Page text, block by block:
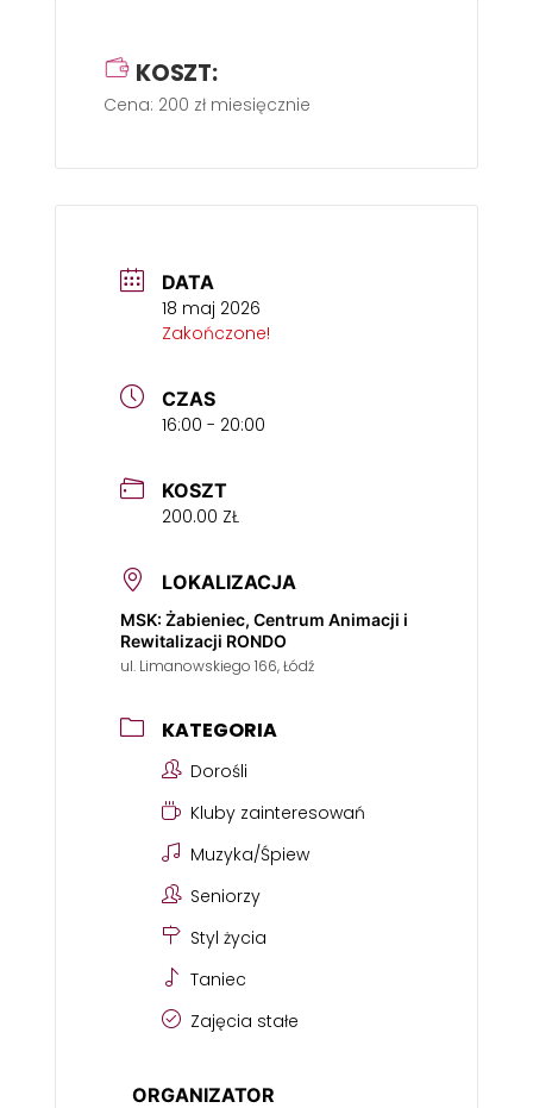
KOSZT:
Cena: 200 zł miesięcznie
DATA
18 maj 2026
Zakończone!
CZAS
16:00 - 20:00
KOSZT
200.00 ZŁ
LOKALIZACJA
MSK: Żabieniec, Centrum Animacji i
Rewitalizacji RONDO
ul. Limanowskiego 166, Łódź
KATEGORIA
Dorośli
Kluby zainteresowań
Muzyka/Śpiew
Seniorzy
Styl życia
Taniec
Zajęcia stałe
ORGANIZATOR